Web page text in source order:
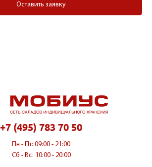
Оставить заявку
+7 (495) 783 70 50
Пн - Пт: 09:00 - 21:00
Сб - Вс: 10:00 - 20:00